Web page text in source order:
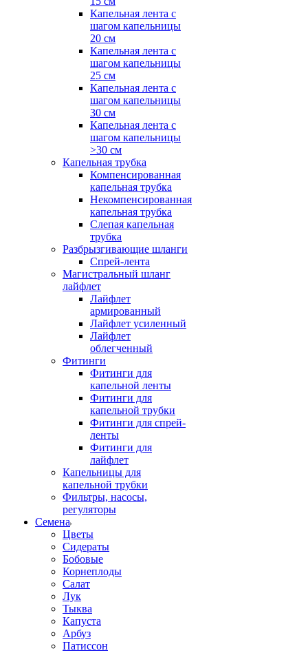
Капельная лента с
шагом капельницы
20 см
Капельная лента с
шагом капельницы
25 см
Капельная лента с
шагом капельницы
30 см
Капельная лента с
шагом капельницы
>30 см
Капельная трубка
Компенсированная
капельная трубка
Некомпенсированная
капельная трубка
Слепая капельная
трубка
Разбрызгивающие шланги
Спрей-лента
Магистральный шланг
лайфлет
Лайфлет
армированный
Лайфлет усиленный
Лайфлет
облегченный
Фитинги
Фитинги для
капельной ленты
Фитинги для
капельной трубки
Фитинги для спрей-
ленты
Фитинги для
лайфлет
Капельницы для
капельной трубки
Фильтры, насосы,
регуляторы
Семена
Цветы
Сидераты
Бобовые
Корнеплоды
Салат
Лук
Тыква
Капуста
Арбуз
Патиссон